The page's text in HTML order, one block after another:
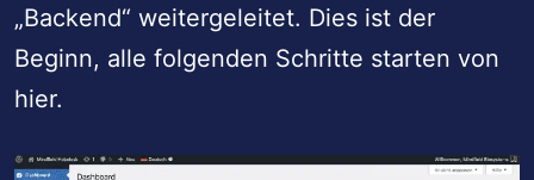
„Backend“ weitergeleitet. Dies ist der
Beginn, alle folgenden Schritte starten von
hier.